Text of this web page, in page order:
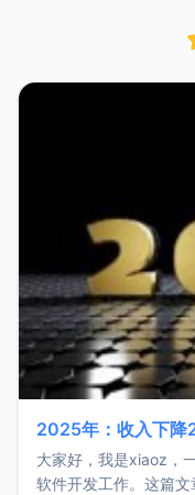
2025年：收入下降
大家好，我是xiaoz，
软件开发工作。这篇